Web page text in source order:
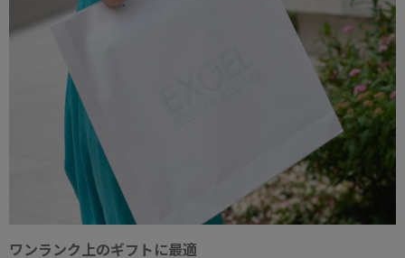
ワンランク上のギフトに最適